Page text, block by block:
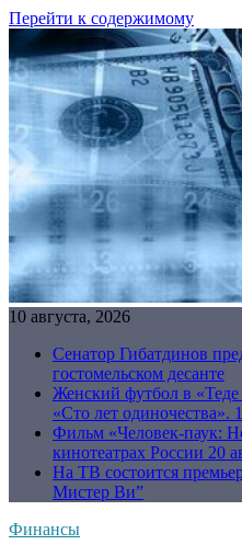
Перейти к содержимому
10 августа, 2026
Сенатор Гибатдинов
гостомельском десанте
Женский футбол в
«Сто лет одиночества».
Фильм «Человек-паук:
кинотеатрах России 20
На ТВ состоится
Мистер Ви”
Финансы